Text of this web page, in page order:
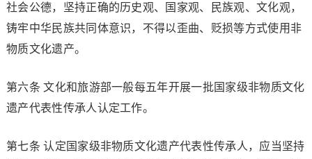
社会公德，坚持正确的历史观、国家观、民族观、文化观，
铸牢中华民族共同体意识，不得以歪曲、贬损等方式使用非
物质文化遗产。
第六条 文化和旅游部一般每五年开展一批国家级非物质文化
遗产代表性传承人认定工作。
第七条 认定国家级非物质文化遗产代表性传承人，应当坚持